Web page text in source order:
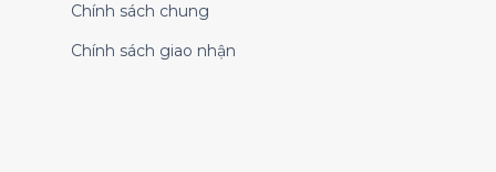
Chính sách chung
Chính sách giao nhận